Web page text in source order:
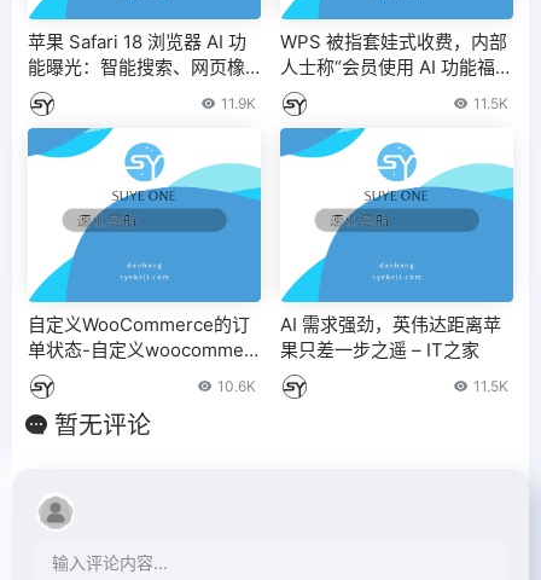
苹果 Safari 18 浏览器 AI 功
能曝光：智能搜索、网页橡
皮擦等
11.9K
WPS 被指套娃式收费，内部
人士称“会员使用 AI 功能福利
期已到” – IT之家
11.5K
自定义WooCommerce的订
单状态-自定义woocommerc
e的订单状态。
10.6K
AI 需求强劲，英伟达距离苹
果只差一步之遥 – IT之家
11.5K
暂无评论